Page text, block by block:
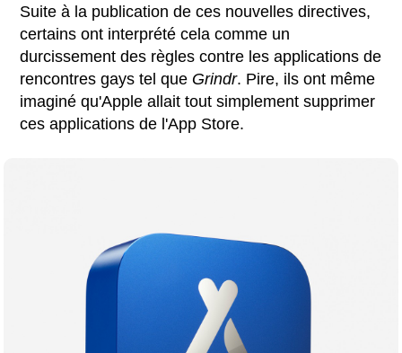
Suite à la publication de ces nouvelles directives,
certains ont interprété cela comme un
durcissement des règles contre les applications de
rencontres gays tel que Grindr. Pire, ils ont même
imaginé qu'Apple allait tout simplement supprimer
ces applications de l'App Store.